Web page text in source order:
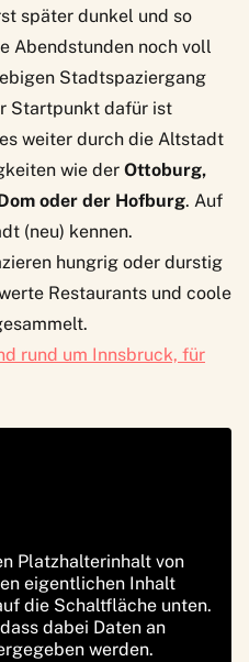
später dunkel und so
Abendstunden noch voll
Stadtspaziergang
Startpunkt dafür ist
weiter durch die Altstadt
wie der Ottoburg,
oder der Hofburg. Auf
(neu) kennen.
hungrig oder durstig
Restaurants und coole
rund um Innsbruck, für
Platzhalterinhalt von
eigentlichen Inhalt
die Schaltfläche unten.
dabei Daten an
werden.